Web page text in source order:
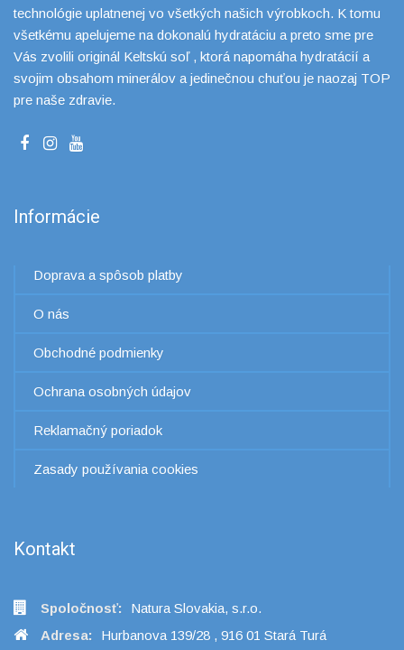
technológie uplatnenej vo všetkých našich výrobkoch. K tomu
všetkému apelujeme na dokonalú hydratáciu a preto sme pre
Vás zvolili originál Keltskú soľ , ktorá napomáha hydratácií a
svojim obsahom minerálov a jedinečnou chuťou je naozaj TOP
pre naše zdravie.
Informácie
Doprava a spôsob platby
O nás
Obchodné podmienky
Ochrana osobných údajov
Reklamačný poriadok
Zasady používania cookies
Kontakt
Spoločnosť:
Natura Slovakia, s.r.o.
Adresa:
Hurbanova 139/28 , 916 01 Stará Turá